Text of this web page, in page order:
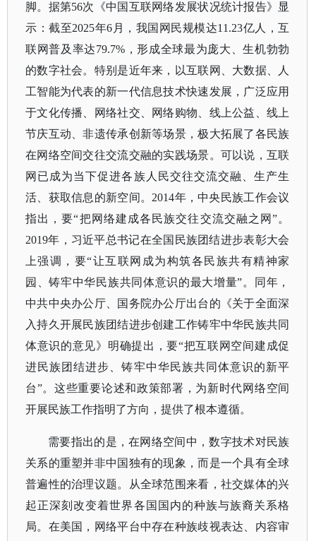
脚。据第56次《中国互联网络发展状况统计报告》显
示：截至2025年6月，我国网民规模达11.23亿人，互
联网普及率达79.7%，形成全球最为庞大、生机勃勃
的数字社会。特别是近年来，以互联网、大数据、人
工智能为代表的新一代信息技术快速发展，广泛应用
于文化传播、网络社交、网络购物、线上公益、线上
节庆互动、非遗传承创新等场景，极大拓展了各民族
在网络空间交往交流交融的实践场景。可以说，互联
网已成为当下促进各族人民交往交流交融、生产生
活、获取信息的新空间。2014年，中央民族工作会议
指出，要“把网络建成各民族交往交流交融之网”。
2019年，习近平总书记在全国民族团结进步表彰大会
上强调，要“让互联网成为构筑各民族共有精神家
园、铸牢中华民族共同体意识的最大增量”。同年，
中共中央办公厅、国务院办公厅出台的《关于全面深
入持久开展民族团结进步创建工作铸牢中华民族共同
体意识的意见》明确提出，要“把互联网空间建成促
进民族团结进步、铸牢中华民族共同体意识的新平
台”。这些重要论述和政策部署，为新时代网络空间
开展民族工作指明了方向，提供了根本遵循。
需要指出的是，在网络空间中，数字技术对民族
关系的重塑并非中国独有的现象，而是一个具有全球
普遍性的治理议题。从全球范围来看，社交媒体的兴
起正深刻改变着世界各国国内的种族与族裔关系格
局。在美国，网络平台中存在种族歧视表达、内容审